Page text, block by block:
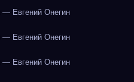
Евгений Онегин
Евгений Онегин
Евгений Онегин